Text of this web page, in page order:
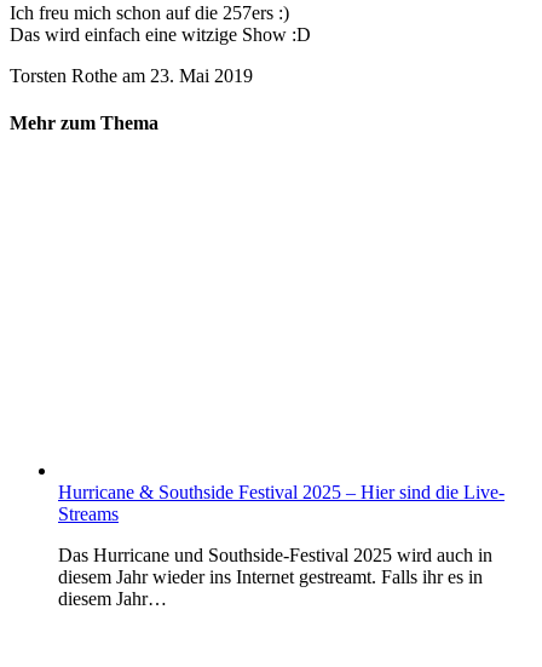
Ich freu mich schon auf die 257ers :)
Das wird einfach eine witzige Show :D
Torsten Rothe am 23. Mai 2019
Mehr zum Thema
Hurricane & Southside Festival 2025 – Hier sind die Live-
Streams
Das Hurricane und Southside-Festival 2025 wird auch in
diesem Jahr wieder ins Internet gestreamt. Falls ihr es in
diesem Jahr…